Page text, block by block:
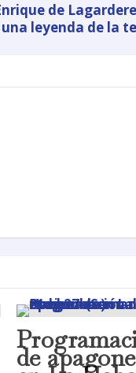
de
leyenda de la
de